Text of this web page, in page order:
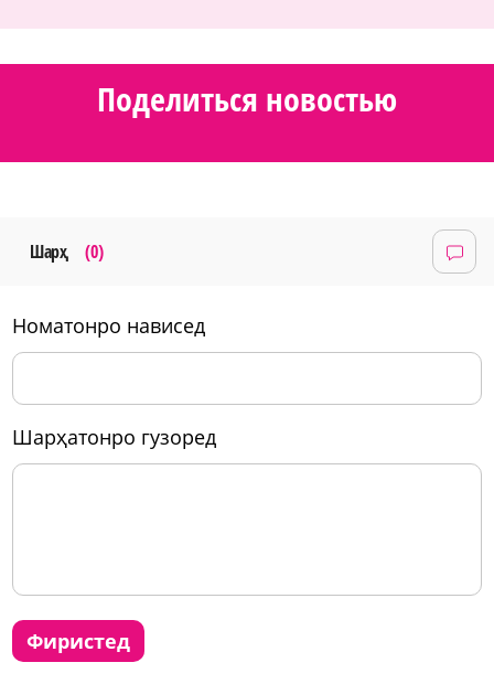
Поделиться новостью
Шарҳ (0)
номатонро нависед
шарҳатонро гузоред
фиристед